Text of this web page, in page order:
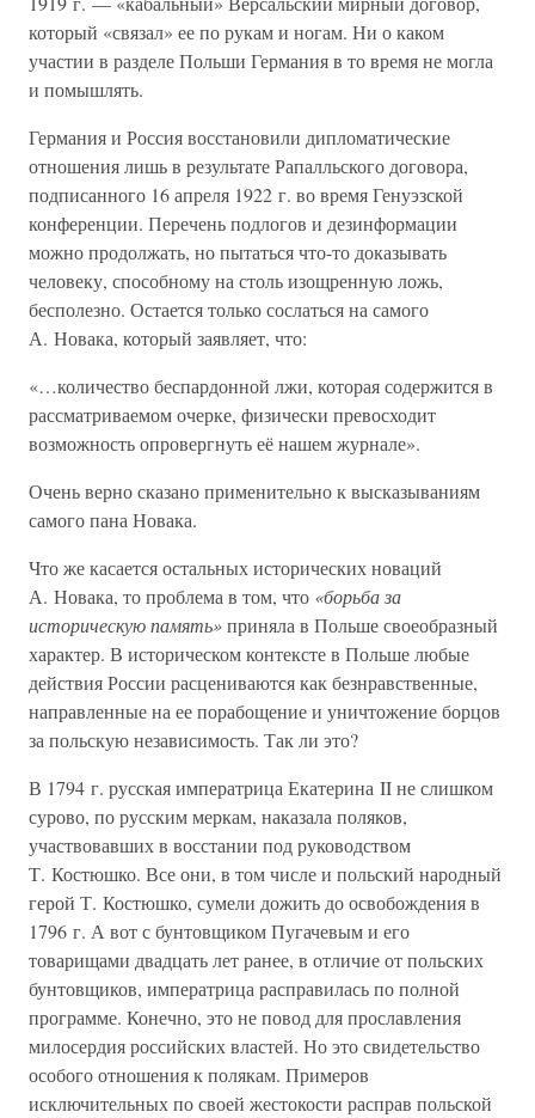
который «связал» ее по рукам и ногам. Ни о каком
участии в разделе Польши Германия в то время не могла
и помышлять.
Германия и Россия восстановили дипломатические
отношения лишь в результате Рапалльского договора,
подписанного 16 апреля 1922 г. во время Генуэзской
конференции. Перечень подлогов и дезинформации
можно продолжать, но пытаться что-то доказывать
человеку, способному на столь изощренную ложь,
бесполезно. Остается только сослаться на самого
А. Новака, который заявляет, что:
«…количество беспардонной лжи, которая содержится в
рассматриваемом очерке, физически превосходит
возможность опровергнуть её нашем журнале».
Очень верно сказано применительно к высказываниям
самого пана Новака.
Что же касается остальных исторических новаций
А. Новака, то проблема в том, что «борьба за
историческую память»приняла в Польше своеобразный
характер. В историческом контексте в Польше любые
действия России расцениваются как безнравственные,
направленные на ее порабощение и уничтожение борцов
за польскую независимость. Так ли это?
В 1794 г. русская императрица Екатерина II не слишком
сурово, по русским меркам, наказала поляков,
участвовавших в восстании под руководством
Т. Костюшко. Все они, в том числе и польский народный
герой Т. Костюшко, сумели дожить до освобождения в
1796 г. А вот с бунтовщиком Пугачевым и его
товарищами двадцать лет ранее, в отличие от польских
бунтовщиков, императрица расправилась по полной
программе. Конечно, это не повод для прославления
милосердия российских властей. Но это свидетельство
особого отношения к полякам. Примеров
исключительных по своей жестокости расправ польской